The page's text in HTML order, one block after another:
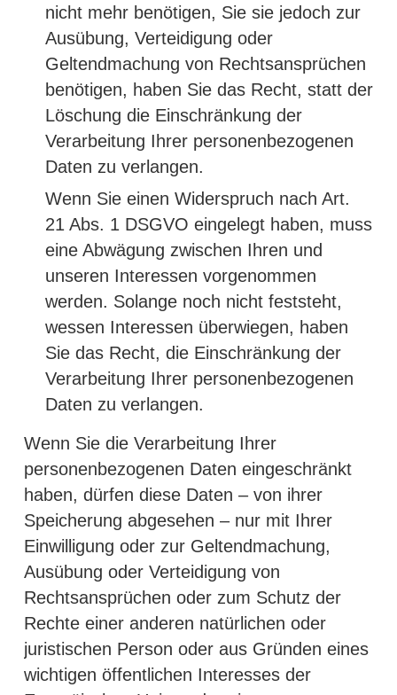
nicht mehr benötigen, Sie sie jedoch zur
Ausübung, Verteidigung oder
Geltendmachung von Rechtsansprüchen
benötigen, haben Sie das Recht, statt der
Löschung die Einschränkung der
Verarbeitung Ihrer personenbezogenen
Daten zu verlangen.
Wenn Sie einen Widerspruch nach Art.
21 Abs. 1 DSGVO eingelegt haben, muss
eine Abwägung zwischen Ihren und
unseren Interessen vorgenommen
werden. Solange noch nicht feststeht,
wessen Interessen überwiegen, haben
Sie das Recht, die Einschränkung der
Verarbeitung Ihrer personenbezogenen
Daten zu verlangen.
Wenn Sie die Verarbeitung Ihrer
personenbezogenen Daten eingeschränkt
haben, dürfen diese Daten – von ihrer
Speicherung abgesehen – nur mit Ihrer
Einwilligung oder zur Geltendmachung,
Ausübung oder Verteidigung von
Rechtsansprüchen oder zum Schutz der
Rechte einer anderen natürlichen oder
juristischen Person oder aus Gründen eines
wichtigen öffentlichen Interesses der